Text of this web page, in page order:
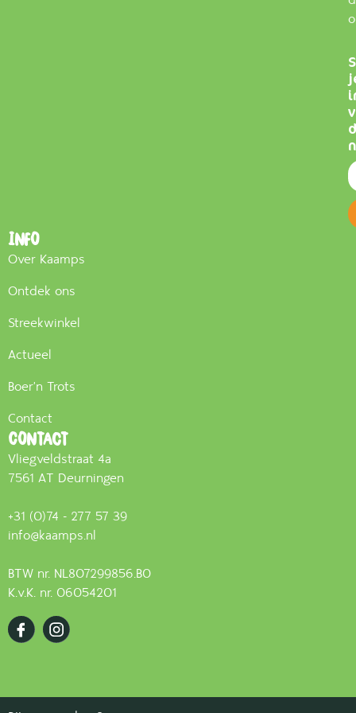
Info
Over Kaamps
Ontdek ons
Streekwinkel
Actueel
Boer'n Trots
Contact
Contact
Vliegveldstraat 4a
7561 AT Deurningen
+31 (0)74 - 277 57 39
info@kaamps.nl
BTW nr. NL807299856.B0
K.v.K. nr. 06054201